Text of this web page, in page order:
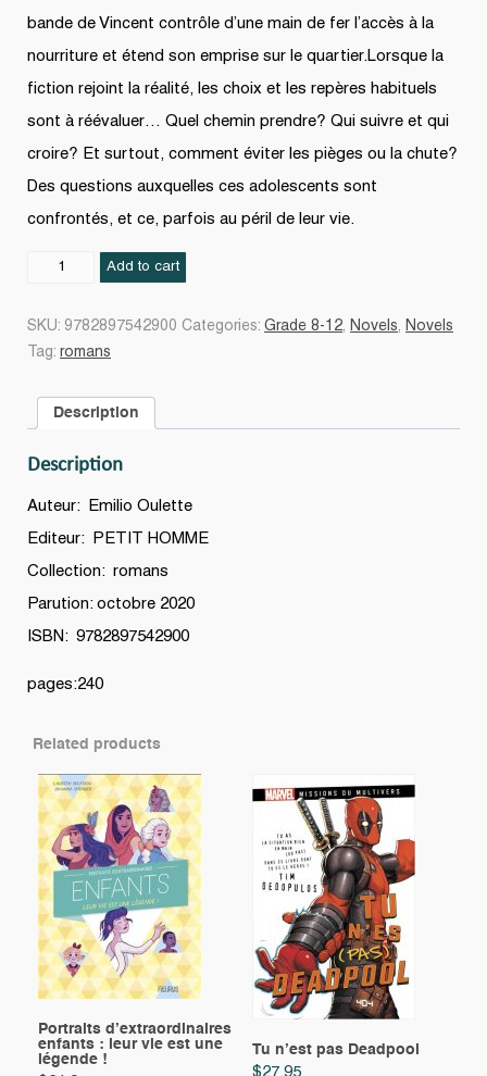
bande de Vincent contrôle d’une main de fer l’accès à la
nourriture et étend son emprise sur le quartier.Lorsque la
fiction rejoint la réalité, les choix et les repères habituels
sont à réévaluer… Quel chemin prendre? Qui suivre et qui
croire? Et surtout, comment éviter les pièges ou la chute?
Des questions auxquelles ces adolescents sont
confrontés, et ce, parfois au péril de leur vie.
L'Après...
Add to cart
SKU: 9782897542900 Categories: Grade 8-12, Novels, Novels
Tag: romans
Description
Description
Auteur: Emilio Oulette
Editeur: PETIT HOMME
Collection: romans
Parution: octobre 2020
ISBN: 9782897542900
pages:240
Related products
Portraits d’extraordinaires
enfants : leur vie est une
légende !
Tu n’est pas Deadpool
$27.95